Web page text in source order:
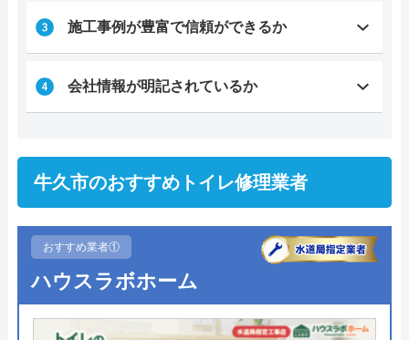
施工事例が豊富で信頼ができるか
会社情報が明記されているか
牛久市のおすすめトイレ修理業者
おすすめ業者①
ハウスラボホーム